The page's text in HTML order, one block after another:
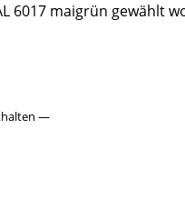
6017 maigrün gewählt
—